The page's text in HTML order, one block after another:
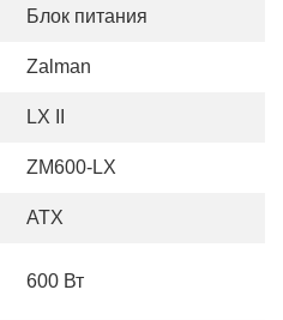
Блок питания
Zalman
LX II
ZM600-LX
АТХ
600 Вт